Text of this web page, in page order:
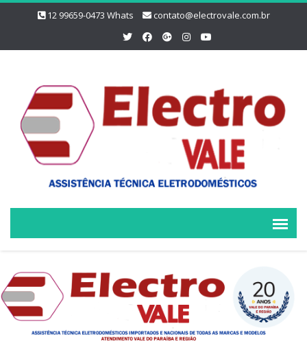
12 99659-0473 Whats contato@electrovale.com.br